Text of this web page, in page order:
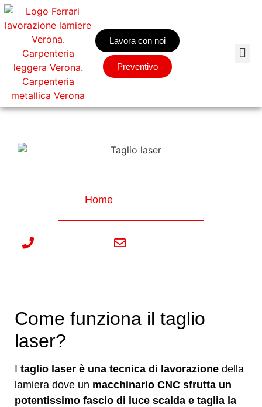
Lavora con noi
Preventivo
Home»
Come funziona il taglio
laser?
I taglio laser è una tecnica di lavorazione della
lamiera dove un macchinario CNC sfrutta un
potentissimo fascio di luce scalda e taglia la